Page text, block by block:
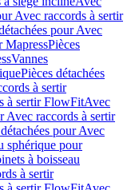
Avec raccords à sertir
pour Avec
MapressPièces
Vannes
Pièces détachées
à sertir
à sertir FlowFitAvec
Avec raccords à sertir
pour Avec
sphérique pour
à boisseau
à sertir